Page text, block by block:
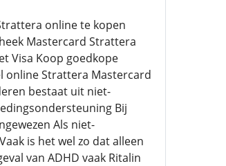
online te kopen
Mastercard Strattera
Visa Koop goedkope
online Strattera Mastercard
bestaat uit niet-
Bij
Als niet-
is het wel zo dat alleen
van ADHD vaak Ritalin